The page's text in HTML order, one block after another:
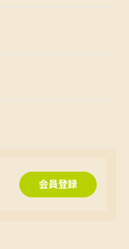
会員登録